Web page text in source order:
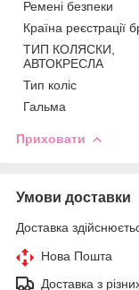
Ремені безпеки
Країна реєстрації
ТИП КОЛЯСКИ,
АВТОКРЕСЛА
Тип коліс
Гальма
Приховати
Умови доставки
Доставка
Нова Пошта
Доставка з